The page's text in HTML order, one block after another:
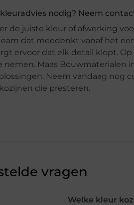
nodig? Neem
de juiste kleur of afwerking
dat meedenkt vanaf het
ervoor dat elk detail klopt. Op
nemen. Maas Bouwmaterialen
Neem vandaag nog
die presteren.
vragen
Welke kleur